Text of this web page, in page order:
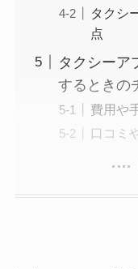
タクシ
点
タクシーア
するときの
費用や
口コミ